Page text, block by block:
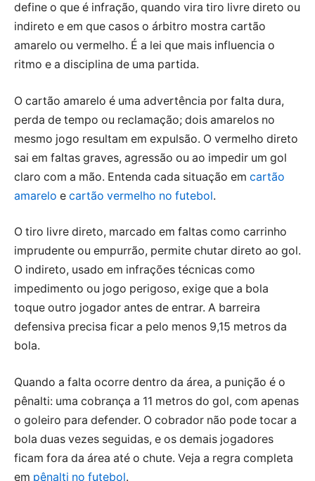
define o que é infração, quando vira tiro livre direto ou
indireto e em que casos o árbitro mostra cartão
amarelo ou vermelho. É a lei que mais influencia o
ritmo e a disciplina de uma partida.
O cartão amarelo é uma advertência por falta dura,
perda de tempo ou reclamação; dois amarelos no
mesmo jogo resultam em expulsão. O vermelho direto
sai em faltas graves, agressão ou ao impedir um gol
claro com a mão. Entenda cada situação em cartão
amarelo e cartão vermelho no futebol.
O tiro livre direto, marcado em faltas como carrinho
imprudente ou empurrão, permite chutar direto ao gol.
O indireto, usado em infrações técnicas como
impedimento ou jogo perigoso, exige que a bola
toque outro jogador antes de entrar. A barreira
defensiva precisa ficar a pelo menos 9,15 metros da
bola.
Quando a falta ocorre dentro da área, a punição é o
pênalti: uma cobrança a 11 metros do gol, com apenas
o goleiro para defender. O cobrador não pode tocar a
bola duas vezes seguidas, e os demais jogadores
ficam fora da área até o chute. Veja a regra completa
em pênalti no futebol.